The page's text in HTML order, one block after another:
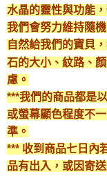
水晶的靈性與功能
我們會努力維持隨
自然給我們的寶貝
石的大小、紋路、
慮。
***我們的商品都是
或螢幕顯色程度不
準。
*** 收到商品七日內
品有出入，或因寄